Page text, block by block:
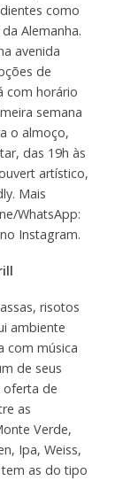
como
Alemanha.
avenida
de
com horário
semana
o almoço,
das 19h às
artístico,
Mais
WhatsApp:
Instagram.
risotos
ambiente
com música
de seus
oferta de
as
Verde,
Ipa, Weiss,
tem as do tipo